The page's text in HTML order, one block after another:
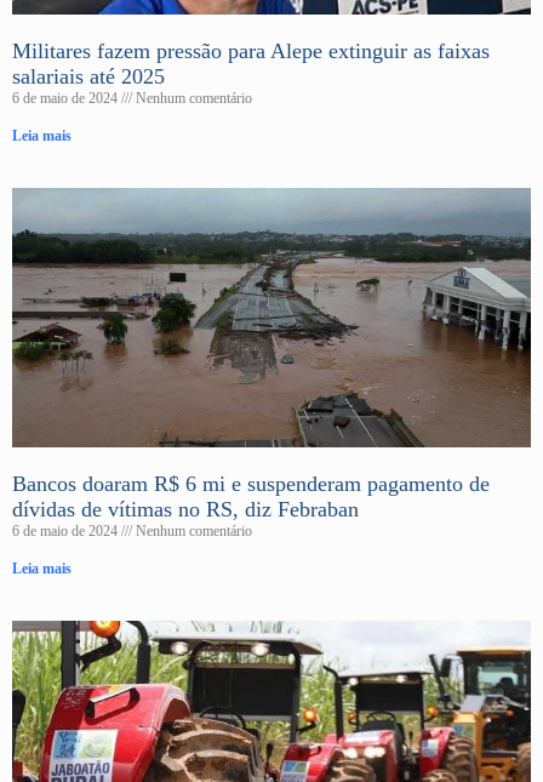
Militares fazem pressão para Alepe extinguir as faixas
salariais até 2025
6 de maio de 2024 Nenhum comentário
Leia mais
Bancos doaram R$ 6 mi e suspenderam pagamento de
dívidas de vítimas no RS, diz Febraban
6 de maio de 2024 Nenhum comentário
Leia mais